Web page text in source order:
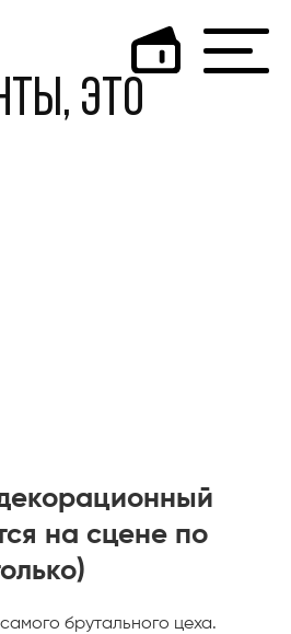
это
на сцене по
брутального цеха.